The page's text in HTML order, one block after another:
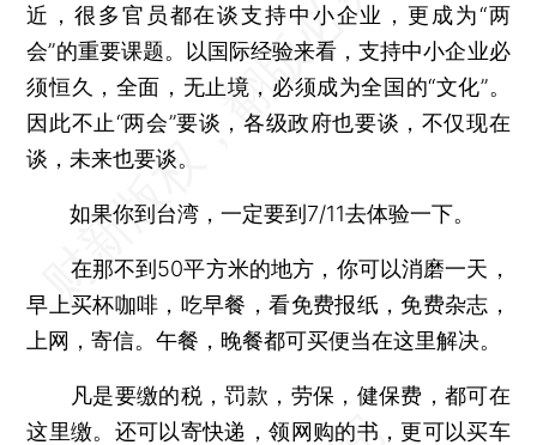
近，很多官员都在谈支持中小企业，更成为“两
会”的重要课题。以国际经验来看，支持中小企业必
须恒久，全面，无止境，必须成为全国的“文化”。
因此不止“两会”要谈，各级政府也要谈，不仅现在
谈，未来也要谈。
如果你到台湾，一定要到7/11去体验一下。
在那不到50平方米的地方，你可以消磨一天，
早上买杯咖啡，吃早餐，看免费报纸，免费杂志，
上网，寄信。午餐，晚餐都可买便当在这里解决。
凡是要缴的税，罚款，劳保，健保费，都可在
这里缴。还可以寄快递，领网购的书，更可以买车